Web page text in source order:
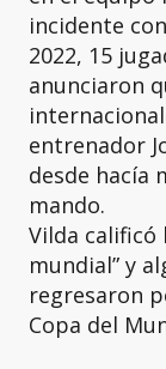
incidente
2022, 15
anunciaron
entrenador
desde hacía
mando.
Vilda calificó
mundial” y
regresaron
Copa del